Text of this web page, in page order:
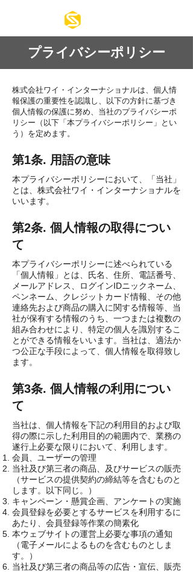
プライバシーポリシー
株式会社ワイ・インターナショナルは、個人情
報保護の重要性を認識し、以下の方針に基づき
個人情報の保護に努め、当社のプライバシーポ
リシー（以下「本プライバシーポリシー」とい
う）を定めます。
第1条. 用語の意味
本プライバシーポリシーにおいて、「当社」
とは、株式会社ワイ・インターナショナルを
いいます。
第2条. 個人情報の取得につい
て
本プライバシーポリシーに述べられている
「個人情報」とは、氏名、住所、電話番号、
メールアドレス、ログインIDニックネーム、
ペンネーム、クレジットカード情報、その他
連絡先および商品の購入に関する情報等、当
社が保有する情報のうち、一つまたは複数の
組み合わせにより、特定の個人を識別するこ
とができる情報をいいます。当社は、適法か
つ公正な手段によって、個人情報を取得致し
ます。
第3条. 個人情報の利用につい
て
当社は、個人情報を下記の利用目的および取
得の際に示した利用目的の範囲内で、業務の
遂行上必要な限りにおいて、利用します。
会員、ユーザーの管理
当社及び第三者の商品、及びサービスの販売
（サービスの提供契約の締結等を含むものと
します。以下同じ。）
キャンペーン・懸賞企画、アンケートの実施
会員登録を必要とするサービスを利用するに
あたり、会員登録等作業の簡素化
本ウェブサイトの運営上必要な事項の通知
（電子メールによるものを含むものとしま
す。）
当社及び第三者の商品等の広告・宣伝、販売